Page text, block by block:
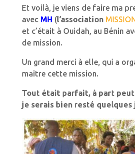
Et voilà, je viens de faire ma
avec MH (l’association
et c’était à Ouidah, au Bénin
de mission.
Un grand merci à elle, qui a
maitre cette mission.
Tout était parfait, à part
je serais bien resté quelques